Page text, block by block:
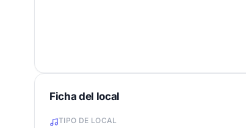
Ficha del local
TIPO DE LOCAL